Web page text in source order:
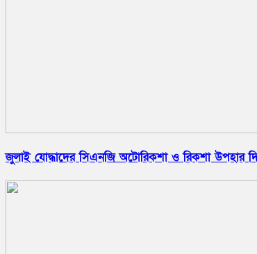
জুলাই যোদ্ধাদের সিএনজি অটোরিকশা ও রিকশা উপহার